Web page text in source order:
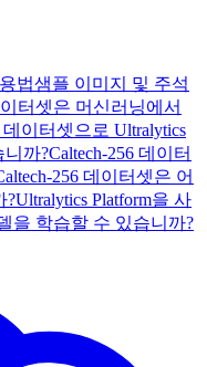
법샘플 이미지 및 주석
터셋은 머신러닝에서
데이터셋으로 Ultralytics
니까?Caltech-256 데이터
256 데이터셋은 어
?Ultralytics Platform을 사
을 학습할 수 있습니까?